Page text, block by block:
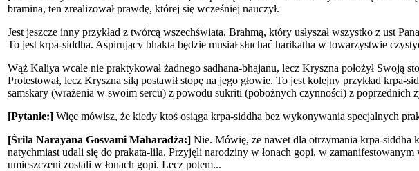
bramina, ten zrealizował prawdę, której się wcześniej nauczył.
Jest jeszcze inny przykład z twórcą wszechświata, Brahmą, który usłyszał wszystko z ust
To jest krpa-siddha. Aspirujący bhakta będzie musiał słuchać harikatha w towarzystwie
Wąż Kaliya wcale nie praktykował żadnego sadhana-bhajanu, lecz Kryszna położył Swoją
Protestował, lecz Kryszna siłą postawił stopę na jego głowie. To jest kolejny przykład krpa-
samskary (wrażenia w swoim sercu) z powodu sukriti (pobożnych czynności) z poprzednich
[Pytanie:] Więc mówisz, że kiedy ktoś osiąga krpa-siddha bez wykonywania specjalnych
[Śrila Narayana Gosvami Maharadża:] Nie. Mówię, że nawet dla otrzymania krpa-siddha
natychmiast udali się do prakata-lila. Przyjęli narodziny w łonach gopi, w
umieszczeni zostali w łonach gopi. Lecz potem...